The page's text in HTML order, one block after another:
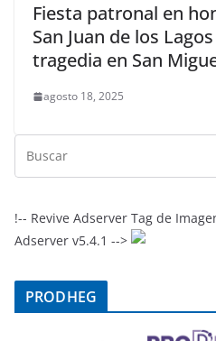
Fiesta patronal en
San Juan de los
tragedia en San
agosto 18, 2025
!-- Revive Adserver Tag de
Adserver v5.4.1 -->
PRODHEG